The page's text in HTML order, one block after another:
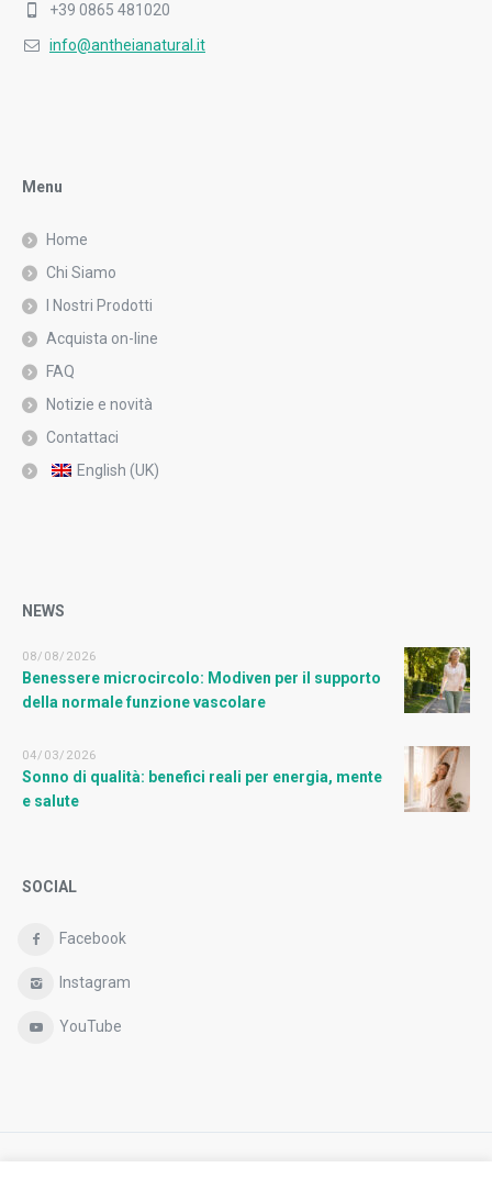
+39 0865 481020
info@antheianatural.it
Menu
Home
Chi Siamo
I Nostri Prodotti
Acquista on-line
FAQ
Notizie e novità
Contattaci
English (UK)
NEWS
08/08/2026
Benessere microcircolo: Modiven per il supporto
della normale funzione vascolare
04/03/2026
Sonno di qualità: benefici reali per energia, mente
e salute
SOCIAL
Facebook
Instagram
YouTube